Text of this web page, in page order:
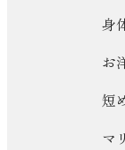
身
お
短
マ